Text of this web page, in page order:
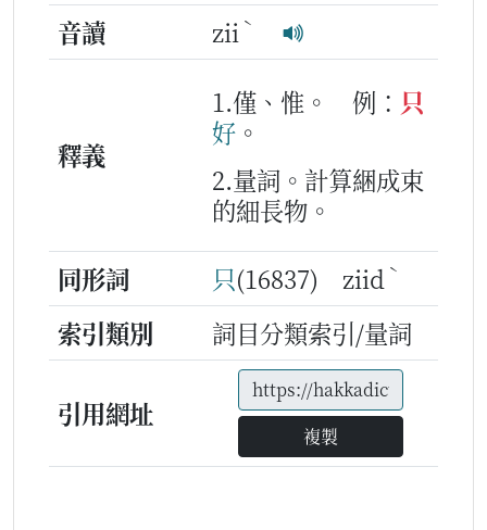
音讀 zii ˋ
釋義
1.僅、惟。 例： 只
好 。
2.量詞。計算綑成束
的細長物。
同形詞
只(16837) ziid ˋ
索引類別 詞目分類索引/量詞
引用網址
複製